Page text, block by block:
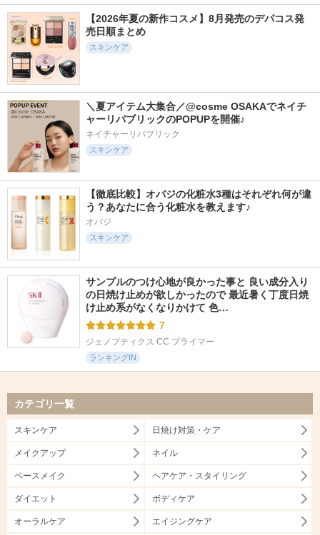
【2026年夏の新作コスメ】8月発売のデパコス発
売日順まとめ
スキンケア
＼夏アイテム大集合／@cosme OSAKAでネイチ
ャーリパブリックのPOPUPを開催♪
ネイチャーリパブリック
スキンケア
【徹底比較】オバジの化粧水3種はそれぞれ何が違
う？あなたに合う化粧水を教えます♪
オバジ
スキンケア
サンプルのつけ心地が良かった事と 良い成分入り
の日焼け止めが欲しかったので 最近暑く丁度日焼
け止め系がなくなりかけて 色…
7
ジェノプティクス CC プライマー
ランキングIN
カテゴリ一覧
スキンケア 日焼け対策・ケア
メイクアップ ネイル
ベースメイク ヘアケア・スタイリング
ダイエット ボディケア
オーラルケア エイジングケア